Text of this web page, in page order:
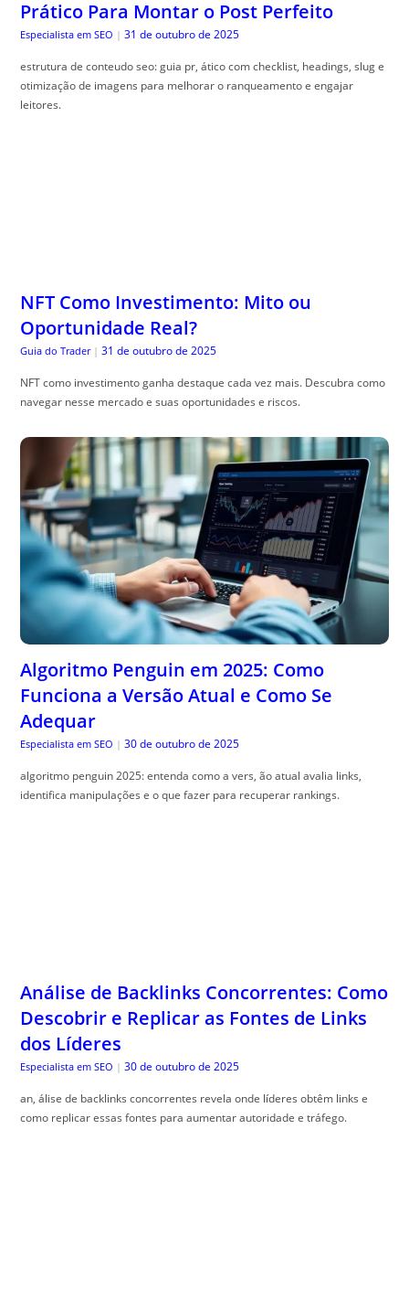
Prático Para Montar o Post Perfeito
Especialista em SEO | 31 de outubro de 2025
estrutura de conteudo seo: guia pr, ático com checklist, headings, slug e
otimização de imagens para melhorar o ranqueamento e engajar
leitores.
NFT Como Investimento: Mito ou
Oportunidade Real?
Guia do Trader | 31 de outubro de 2025
NFT como investimento ganha destaque cada vez mais. Descubra como
navegar nesse mercado e suas oportunidades e riscos.
Algoritmo Penguin em 2025: Como
Funciona a Versão Atual e Como Se
Adequar
Especialista em SEO | 30 de outubro de 2025
algoritmo penguin 2025: entenda como a vers, ão atual avalia links,
identifica manipulações e o que fazer para recuperar rankings.
Análise de Backlinks Concorrentes: Como
Descobrir e Replicar as Fontes de Links
dos Líderes
Especialista em SEO | 30 de outubro de 2025
an, álise de backlinks concorrentes revela onde líderes obtêm links e
como replicar essas fontes para aumentar autoridade e tráfego.